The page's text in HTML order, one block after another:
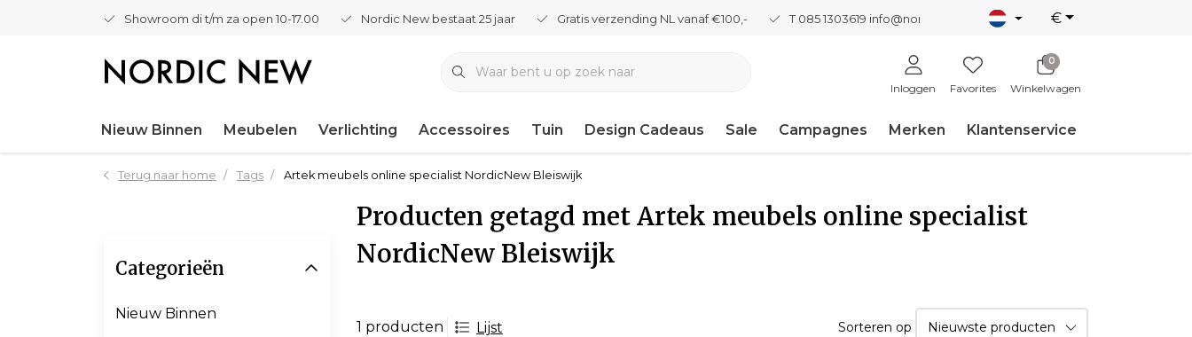
Showroom di t/m za open 10-17.00 Nordic New bestaat 25 jaar Gratis verzending NL vanaf €100,- T 085 1303619 info@nordicnew.nl €
Inloggen Favorites
0
Winkelwagen
Nieuw Binnen Meubelen Verlichting Accessoires Tuin Design Cadeaus Sale Campagnes Merken Klantenservice
Terug naar home Tags Artek meubels online specialist NordicNew Bleiswijk
Producten getagd met Artek meubels online specialist
NordicNew Bleiswijk
1 producten Lijst Sorteren op
Categorieën
Nieuw Binnen